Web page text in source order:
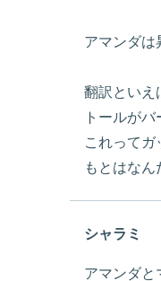
アマンダは
翻訳といえ
トールが
これってガ
もとはなん
シャラミ
アマンダと